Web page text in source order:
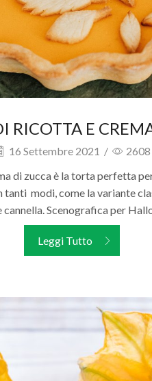
RICOTTA E
16 Settembre 2021 /
2608
di zucca è la torta perfetta
tanti modi, come la variante
cannella. Scenografica per
Leggi Tutto